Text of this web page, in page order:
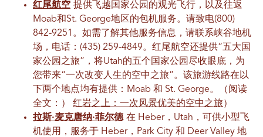
红尾航空 提供飞越国家公园的观光飞行，以及往返
Moab和St. George地区的包机服务。请致电(800)
842-9251。如需了解其他服务信息，请联系峡谷地机
场，电话：(435) 259-4849。红尾航空还提供“五大国
家公园之旅”，将Utah的五个国家公园尽收眼底，为
您带来“一次改变人生的空中之旅”。该旅游线路在以
下两个地点均有提供：Moab 和 St. George。（阅读
全文：） 红岩之上：一次风景优美的空中之旅 ）
拉斯·麦克唐纳·菲尔德 在 Heber，Utah，可供小型飞
机使用，服务于 Heber，Park City 和 Deer Valley 地